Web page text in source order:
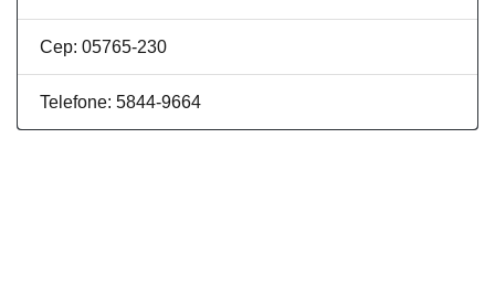
Cep: 05765-230
Telefone: 5844-9664